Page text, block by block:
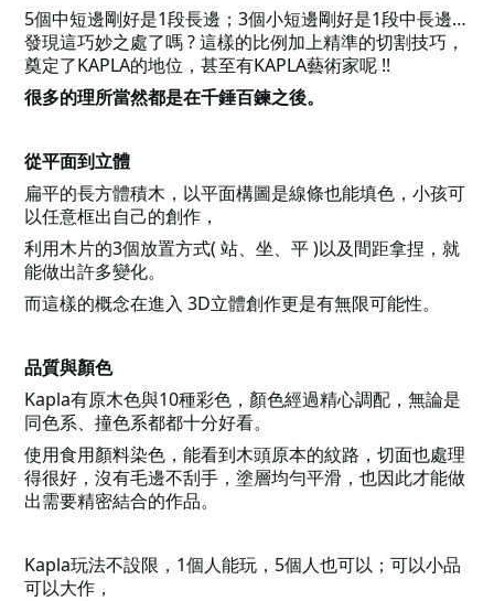
5個中短邊剛好是1段長邊；3個小短邊剛好是1段中長邊…
發現這巧妙之處了嗎 ? 這樣的比例加上精準的切割技巧，
奠定了KAPLA的地位，甚至有KAPLA藝術家呢 !!
很多的理所當然都是在千錘百鍊之後。
從平面到立體
扁平的長方體積木，以平面構圖是線條也能填色，小孩可
以任意框出自己的創作，
利用木片的3個放置方式( 站、坐、平 )以及間距拿捏，就
能做出許多變化。
而這樣的概念在進入 3D立體創作更是有無限可能性。
品質與顏色
Kapla有原木色與10種彩色，顏色經過精心調配，無論是
同色系、撞色系都都十分好看。
使用食用顏料染色，能看到木頭原本的紋路，切面也處理
得很好，沒有毛邊不刮手，塗層均勻平滑，也因此才能做
出需要精密結合的作品。
Kapla玩法不設限，1個人能玩，5個人也可以；可以小品
可以大作，